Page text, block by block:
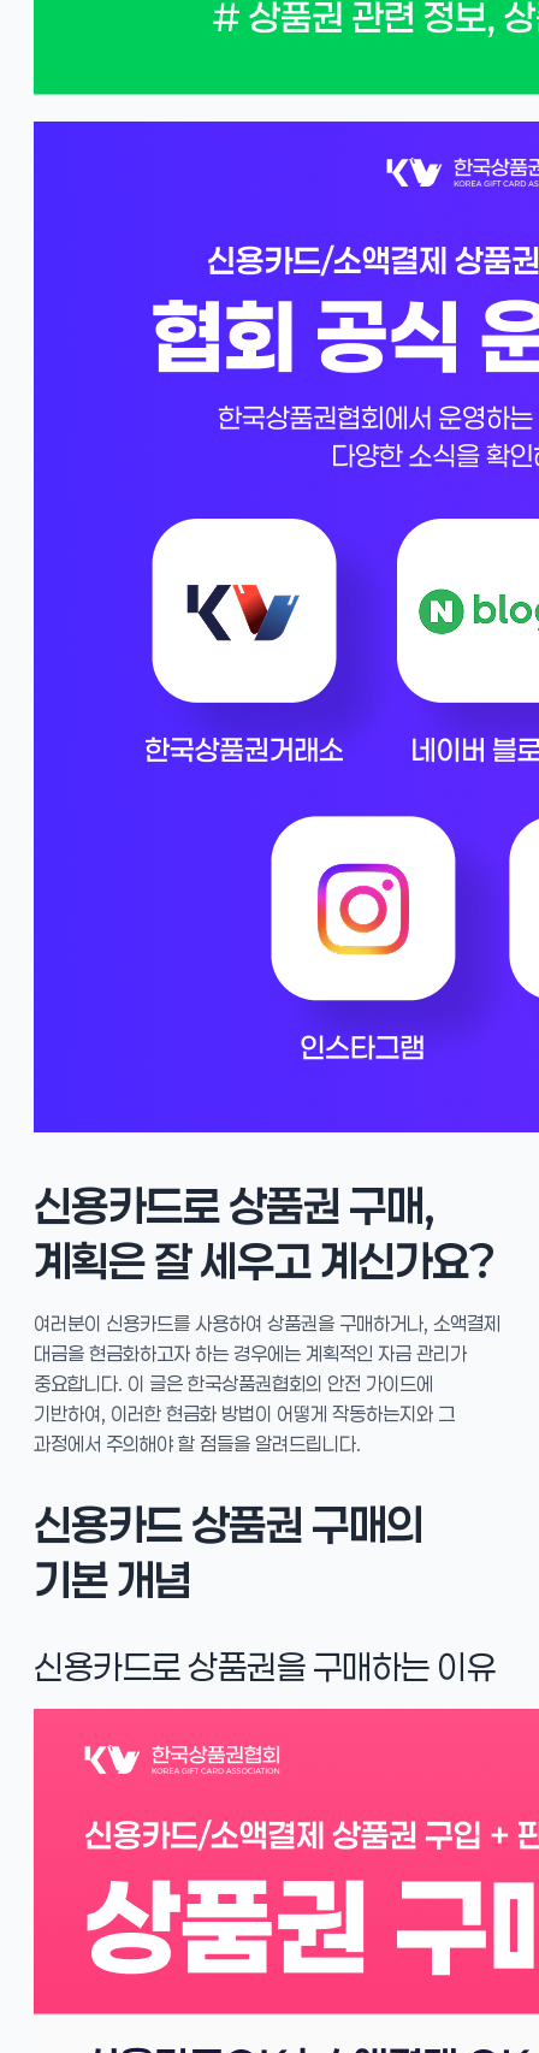
신용카드로 상품권 구매,
계획은 잘 세우고 계신가요?
여러분이 신용카드를 사용하여 상품권을 구매하거나, 소액결제
대금을 현금화하고자 하는 경우에는 계획적인 자금 관리가
중요합니다. 이 글은 한국상품권협회의 안전 가이드에
기반하여, 이러한 현금화 방법이 어떻게 작동하는지와 그
과정에서 주의해야 할 점들을 알려드립니다.
신용카드 상품권 구매의
기본 개념
신용카드로 상품권을 구매하는 이유